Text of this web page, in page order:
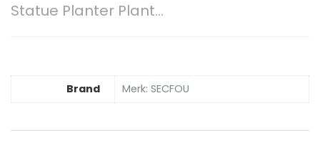
Statue Planter Plant…
Brand Merk: SECFOU